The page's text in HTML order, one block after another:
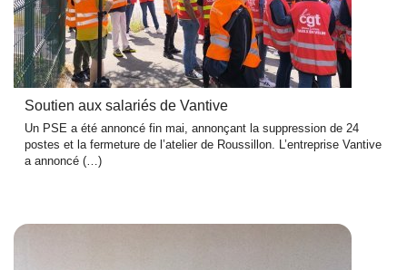
Soutien aux salariés de Vantive
Un PSE a été annoncé fin mai, annonçant la suppression de 24
postes et la fermeture de l’atelier de Roussillon. L’entreprise Vantive
a annoncé (…)